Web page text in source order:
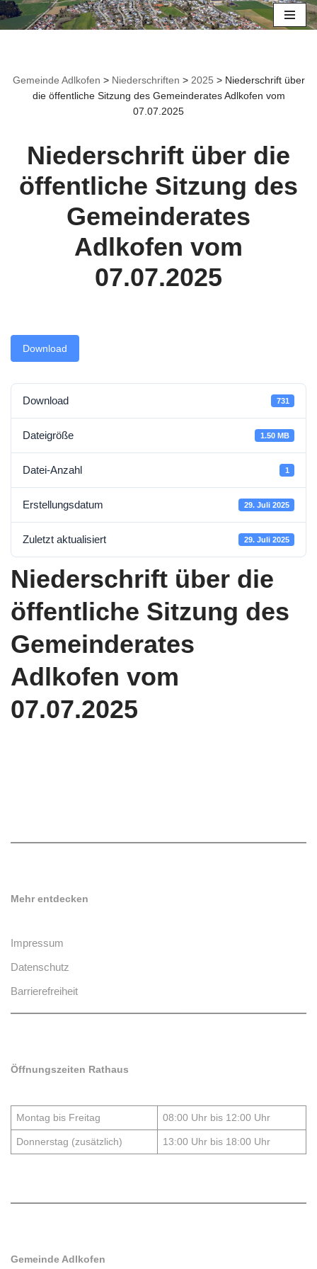
Gemeinde Adlkofen > Niederschriften > 2025 > Niederschrift über
die öffentliche Sitzung des Gemeinderates Adlkofen vom
07.07.2025
Niederschrift über die
öffentliche Sitzung des
Gemeinderates
Adlkofen vom
07.07.2025
Download
Download 731
Dateigröße 1.50 MB
Datei-Anzahl 1
Erstellungsdatum 29. Juli 2025
Zuletzt aktualisiert 29. Juli 2025
Niederschrift über die
öffentliche Sitzung des
Gemeinderates
Adlkofen vom
07.07.2025
Mehr entdecken
Impressum
Datenschutz
Barrierefreiheit
Öffnungszeiten Rathaus
Montag bis Freitag 08:00 Uhr bis 12:00 Uhr
Donnerstag (zusätzlich) 13:00 Uhr bis 18:00 Uhr
Gemeinde Adlkofen